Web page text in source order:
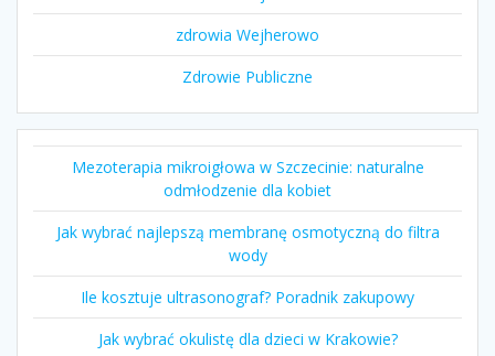
zdrowia Wejherowo
Zdrowie Publiczne
Mezoterapia mikroigłowa w Szczecinie: naturalne
odmłodzenie dla kobiet
Jak wybrać najlepszą membranę osmotyczną do filtra
wody
Ile kosztuje ultrasonograf? Poradnik zakupowy
Jak wybrać okulistę dla dzieci w Krakowie?